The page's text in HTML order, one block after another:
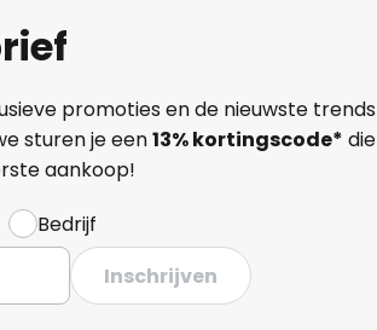
promoties en de nieuwste trends
sturen je een13%kortingscode* die
aankoop!
Bedrijf
Inschrijven